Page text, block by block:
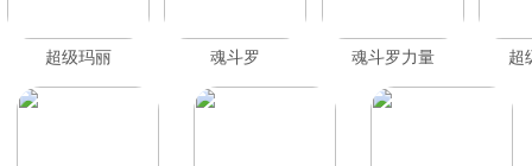
超级玛丽 魂斗罗 魂斗罗力量 超